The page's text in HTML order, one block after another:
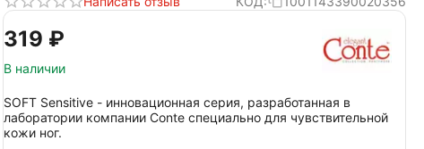
‍319‍ ₽
В наличии
SOFT Sensitive - инновационная серия, разработанная в
лаборатории компании Conte специально для чувствительной
кожи ног.